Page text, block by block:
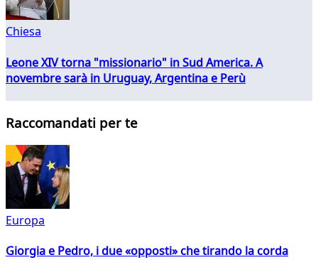
Chiesa
Leone XIV torna "missionario" in Sud America. A
novembre sarà in Uruguay, Argentina e Perù
Raccomandati per te
Europa
Giorgia e Pedro, i due «opposti» che tirando la corda